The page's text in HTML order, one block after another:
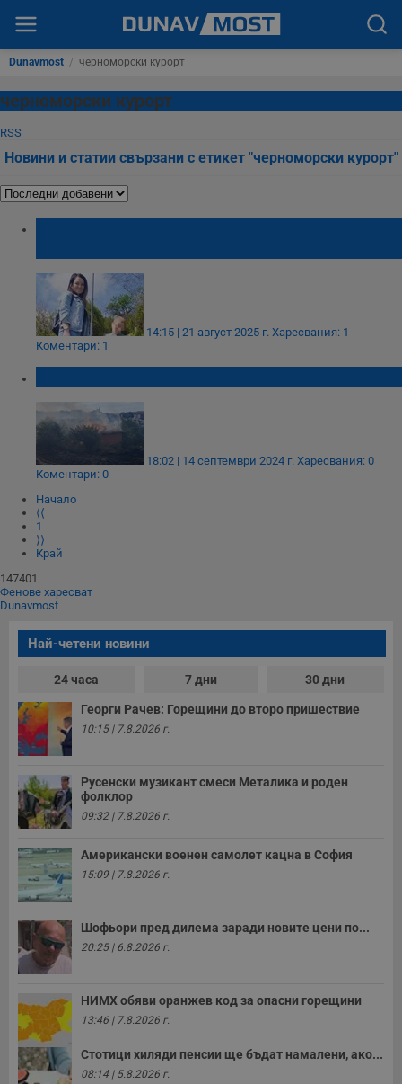
Dunavmost / черноморски курорт
черноморски курорт
RSS
Новини и статии свързани с етикет "черноморски курорт"
14:15 | 21 август 2025 г. Харесвания: 1
Коментари: 1
18:02 | 14 септември 2024 г. Харесвания: 0
Коментари: 0
Начало
⟨⟨
1
⟩⟩
Край
147401
Фенове харесват
Dunavmost
Най-четени новини
24 часа 7 дни 30 дни
Георги Рачев: Горещини до второ пришествие
10:15 | 7.8.2026 г.
Русенски музикант смеси Металика и роден
фолклор
09:32 | 7.8.2026 г.
Американски военен самолет кацна в София
15:09 | 7.8.2026 г.
Шофьори пред дилема заради новите цени по...
20:25 | 6.8.2026 г.
НИМХ обяви оранжев код за опасни горещини
13:46 | 7.8.2026 г.
Стотици хиляди пенсии ще бъдат намалени, ако...
08:14 | 5.8.2026 г.